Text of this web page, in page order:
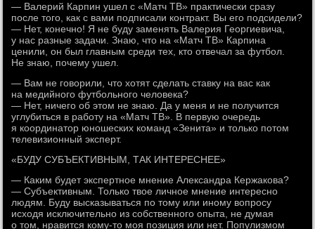
— Валерий Карпин ушел с «Матч ТВ» практически сразу
после того, как с вами подписали контракт. Вы его подсидели?
— Нет, конечно! Я не буду заменять Валерия Георгиевича,
у нас разные задачи. Знаю, что на «Матч ТВ» Карпина
ценили, он был главным среди тех, кто отвечал за футбол.
Не знаю, почему ушел.
— Вам не говорили, что хотят сделать ставку на вас как
на медийного футбольного человека?
— Нет, ничего об этом не знаю. Да у меня и не получится
углубиться в работу на «Матч ТВ». В первую очередь
я координатор юношеских команд «Зенита» и только потом
телевизионный эксперт.
«БУДУ СУБЪЕКТИВНЫМ, ТАК ИНТЕРЕСНЕЕ»
— Каким будет экспертное мнение Александра Кержакова?
— Субъективным. Только твое личное мнение интересно
людям. Буду высказываться по тому или иному вопросу
исходя исключительно из собственного опыта, не думая
о том, нравится кому-то моя позиция или нет. Популизмом